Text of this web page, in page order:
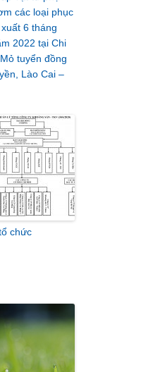
các loại phục
6 tháng
2022 tại Chi
tuyển đồng
Lào Cai –
chức